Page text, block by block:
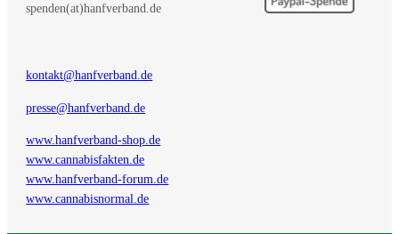
spenden(at)hanfverband.de
kontakt@hanfverband.de
presse@hanfverband.de
www.hanfverband-shop.de
www.cannabisfakten.de
www.hanfverband-forum.de
www.cannabisnormal.de